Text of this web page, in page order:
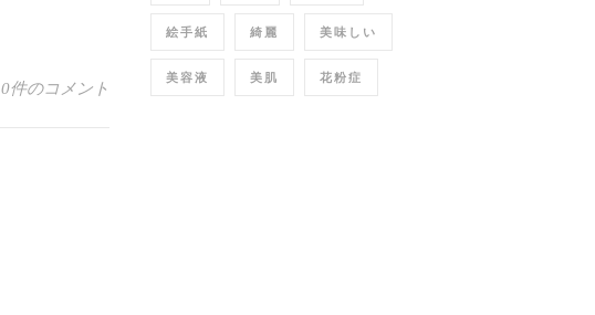
0件のコメント
絵手紙 綺麗 美味しい
美容液 美肌 花粉症